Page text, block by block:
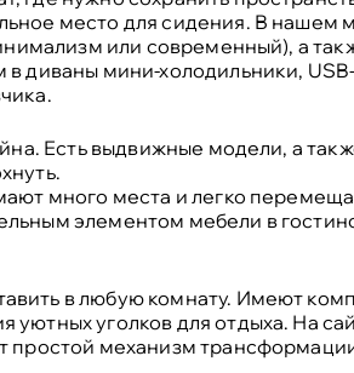
место для сидения. В нашем
или современный), а
диваны мини-холодильники,
Есть выдвижные модели, а
много места и легко
элементом мебели в
в любую комнату. Имеют
уголков для отдыха. На
простой механизм